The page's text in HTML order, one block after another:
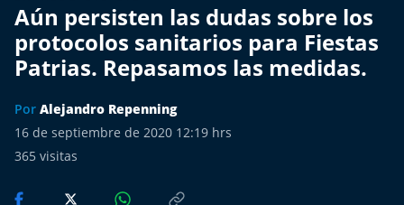
Comentarios de Tomás Mosciatti
Más de Ti Podcast
Realizadores
Aún persisten las dudas sobre los
protocolos sanitarios para Fiestas
Patrias. Repasamos las medidas.
Por Alejandro Repenning
16 de septiembre de 2020 12:19 hrs
365 visitas